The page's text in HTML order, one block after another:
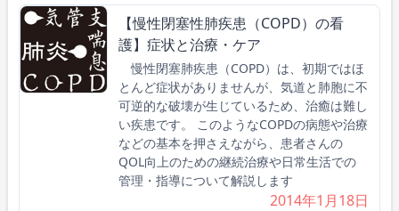
【慢性閉塞性肺疾患（COPD）の看
護】症状と治療・ケア
慢性閉塞肺疾患（COPD）は、初期ではほ
とんど症状がありませんが、気道と肺胞に不
可逆的な破壊が生じているため、治癒は難し
い疾患です。 このようなCOPDの病態や治療
などの基本を押さえながら、患者さんの
QOL向上のための継続治療や日常生活での
管理・指導について解説します
2014年1月18日